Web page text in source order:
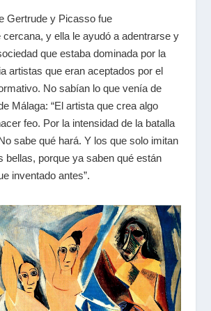
Gertrude y Picasso fue
y ella le ayudó a adentrarse y
que estaba dominada por la
artistas que eran aceptados por el
No sabían lo que venía de
Málaga: “El artista que crea algo
feo. Por la intensidad de la batalla
sabe qué hará. Y los que solo imitan
bellas, porque ya saben qué están
inventado antes”.